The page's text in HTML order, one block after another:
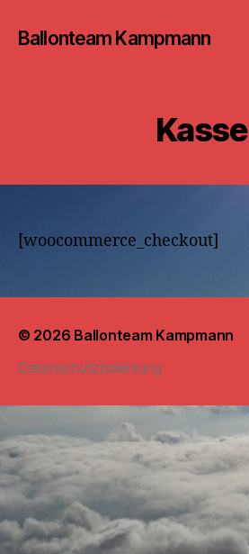
Ballonteam Kampmann
Kasse
[woocommerce_checkout]
© 2026 Ballonteam Kampmann
Datenschutzbelehrung